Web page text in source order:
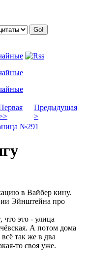
Предыдущая
>
№291
в Вайбер кину.
Эйнштейна про
это - улица
А потом дома
так же в два
то своя уже.